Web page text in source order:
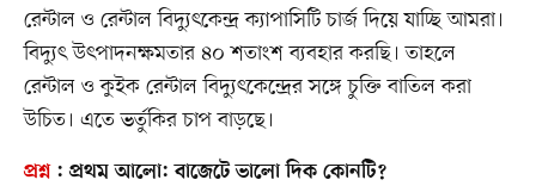
রেন্টাল ও রেন্টাল বিদ্যুৎকেন্দ্র ক্যাপাসিটি চার্জ দিয়ে যাচ্ছি আমরা।
বিদ্যুৎ উৎপাদনক্ষমতার ৪০ শতাংশ ব্যবহার করছি। তাহলে
রেন্টাল ও কুইক রেন্টাল বিদ্যুৎকেন্দ্রের সঙ্গে চুক্তি বাতিল করা
উচিত। এতে ভর্তুকির চাপ বাড়ছে।
প্রশ্ন: প্রথম আলো: বাজেটে ভালো দিক কোনটি?